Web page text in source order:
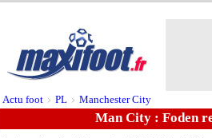
Actu foot > PL > Manchester City
Man City : Foden